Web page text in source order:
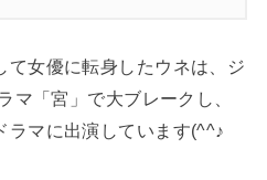
て女優に転身したウネは、ジ
マ「宮」で大ブレークし、
ラマに出演しています(^^♪